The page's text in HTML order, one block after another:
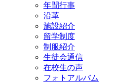
年間行事
沿革
施設紹介
留学制度
制服紹介
生徒会通信
在校生の声
フォトアルバム